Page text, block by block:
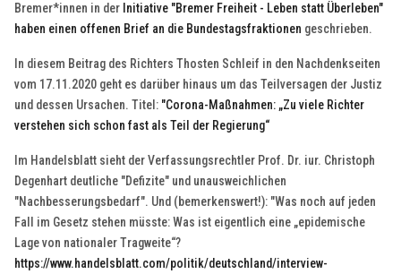
Bremer*innen in der Initiative "Bremer Freiheit - Leben statt Überleben"
haben einen offenen Brief an die Bundestagsfraktionen geschrieben.
In diesem Beitrag des Richters Thosten Schleif in den Nachdenkseiten
vom 17.11.2020 geht es darüber hinaus um das Teilversagen der Justiz
und dessen Ursachen. Titel: "Corona-Maßnahmen: „Zu viele Richter
verstehen sich schon fast als Teil der Regierung“
Im Handelsblatt sieht der Verfassungsrechtler Prof. Dr. iur. Christoph
Degenhart deutliche "Defizite" und unausweichlichen
"Nachbesserungsbedarf". Und (bemerkenswert!): "Was noch auf jeden
Fall im Gesetz stehen müsste: Was ist eigentlich eine „epidemische
Lage von nationaler Tragweite“?
https://www.handelsblatt.com/politik/deutschland/interview-